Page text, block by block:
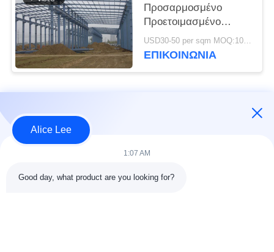
Προσαρμοσμένο
Προετοιμασμένο
Χάλυβα Κτίριο Πλαίσιο
Κτίριο Προμήθειες
USD30-50 per sqm MOQ:1000 τ.μ.
ΕΠΙΚΟΙΝΩΝΙΑ
Όλα
κατασκευή δομών
Alice Lee
1:07 AM
Good day, what product are you looking for?